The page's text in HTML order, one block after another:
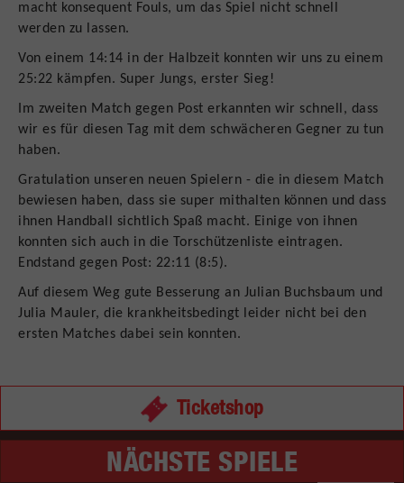
macht konsequent Fouls, um das Spiel nicht schnell
werden zu lassen.
Von einem 14:14 in der Halbzeit konnten wir uns zu einem
25:22 kämpfen. Super Jungs, erster Sieg!
Im zweiten Match gegen Post erkannten wir schnell, dass
wir es für diesen Tag mit dem schwächeren Gegner zu tun
haben.
Gratulation unseren neuen Spielern - die in diesem Match
bewiesen haben, dass sie super mithalten können und dass
ihnen Handball sichtlich Spaß macht. Einige von ihnen
konnten sich auch in die Torschützenliste eintragen.
Endstand gegen Post: 22:11 (8:5).
Auf diesem Weg gute Besserung an Julian Buchsbaum und
Julia Mauler, die krankheitsbedingt leider nicht bei den
ersten Matches dabei sein konnten.
Ticketshop
NÄCHSTE SPIELE